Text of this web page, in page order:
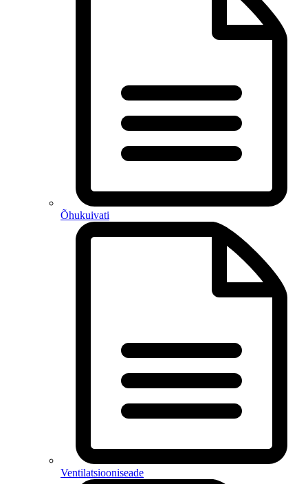
Õhukuivati
Ventilatsiooniseade